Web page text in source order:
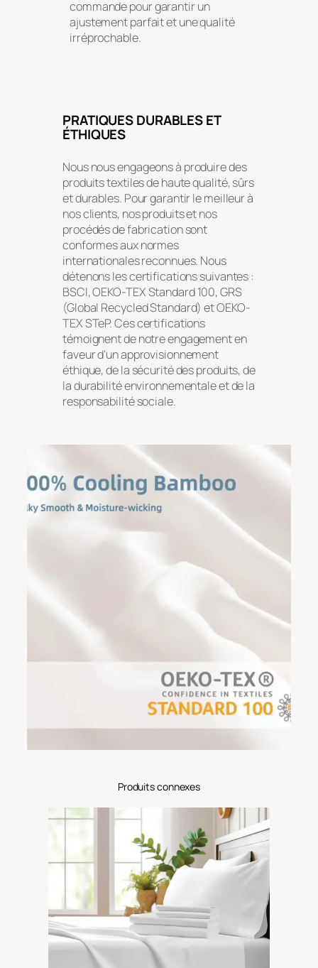
commande pour garantir un
ajustement parfait et une qualité
irréprochable.
PRATIQUES DURABLES ET
ÉTHIQUES
Nous nous engageons à produire des
produits textiles de haute qualité, sûrs
et durables. Pour garantir le meilleur à
nos clients, nos produits et nos
procédés de fabrication sont
conformes aux normes
internationales reconnues. Nous
détenons les certifications suivantes :
BSCI, OEKO-TEX Standard 100, GRS
(Global Recycled Standard) et OEKO-
TEX STeP. Ces certifications
témoignent de notre engagement en
faveur d'un approvisionnement
éthique, de la sécurité des produits, de
la durabilité environnementale et de la
responsabilité sociale.
Produits connexes